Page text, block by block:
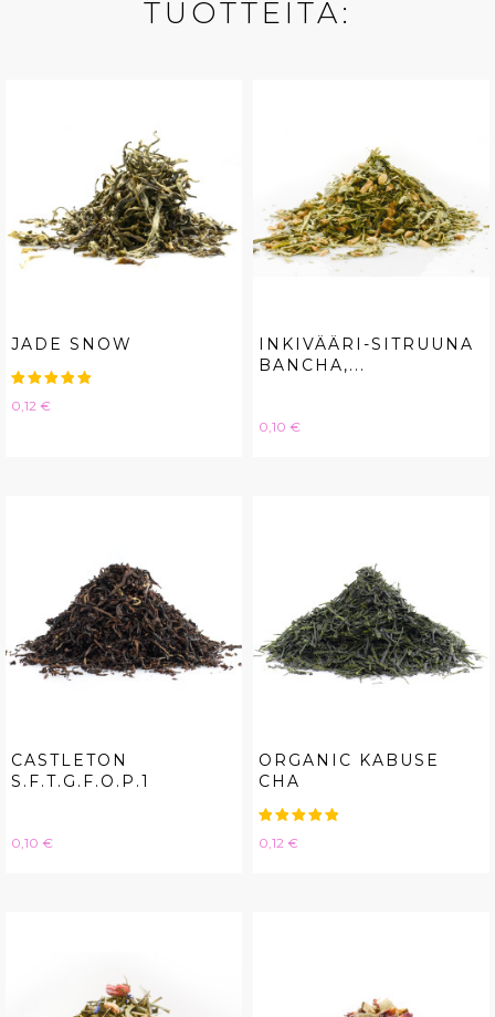
TUOTTEITA:
JADE SNOW
Hinta
0,12 €
INKIVÄÄRI-SITRUUNA
BANCHA,...
Hinta
0,10 €
CASTLETON
S.F.T.G.F.O.P.1
Hinta
0,10 €
ORGANIC KABUSE
CHA
Hinta
0,12 €